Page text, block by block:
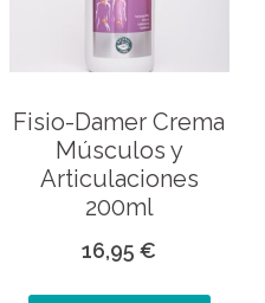
Fisio-Damer Crema
Músculos y
Articulaciones
200ml
16,95€